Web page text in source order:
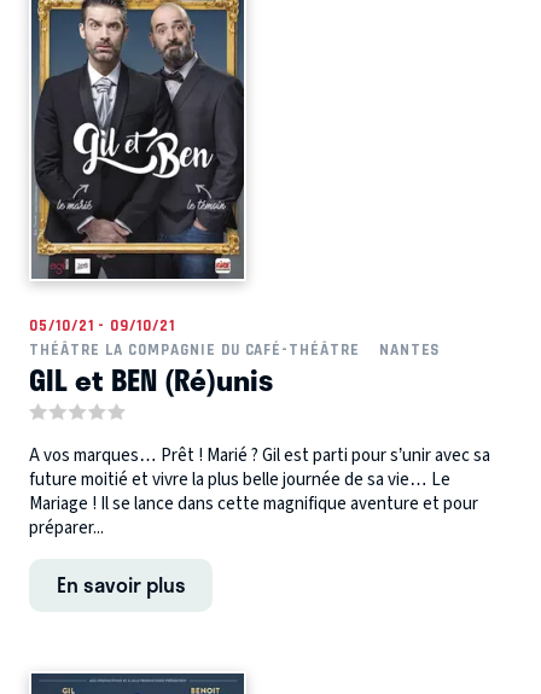
05/10/21 - 09/10/21
THÉÂTRE LA COMPAGNIE DU CAFÉ-THÉÂTRE
NANTES
GIL et BEN (Ré)unis
A vos marques… Prêt ! Marié ? Gil est parti pour s’unir avec sa
future moitié et vivre la plus belle journée de sa vie… Le
Mariage ! Il se lance dans cette magnifique aventure et pour
préparer...
En savoir plus